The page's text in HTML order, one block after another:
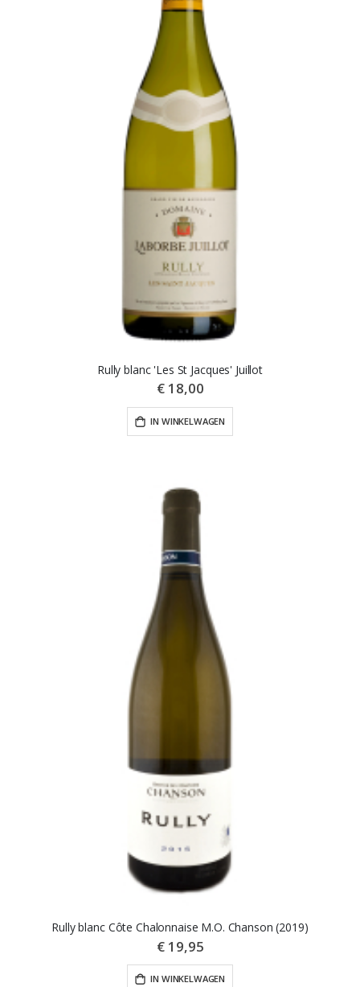
Rully blanc 'Les St Jacques' Juillot
€ 18,00
IN WINKELWAGEN
Rully blanc Côte Chalonnaise M.O. Chanson (2019)
€ 19,95
IN WINKELWAGEN